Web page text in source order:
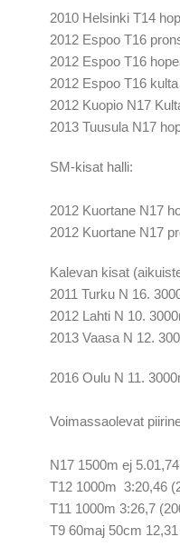
2010 Helsinki T14
2012 Espoo T16
2012 Espoo T16
2012 Espoo T16
2012 Kuopio N17
2013 Tuusula N17
SM-kisat halli:
2012 Kuortane N17
2012 Kuortane N17
Kalevan kisat
2011 Turku N 16.
2012 Lahti N 10.
2013 Vaasa N 12.
2016 Oulu N 11.
Voimassaolevat
N17 1500m ej
T12 1000m 3:20,46
T11 1000m 3:26,7
T9 60maj 50cm